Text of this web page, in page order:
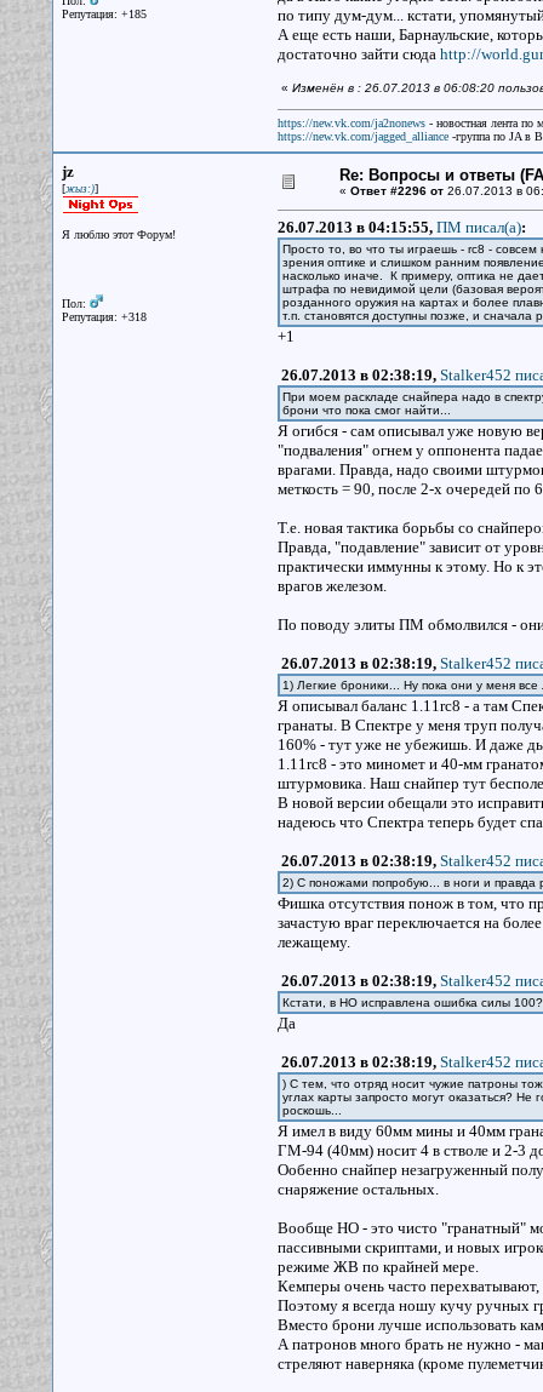
Репутация: +185
по типу дум-дум... кстати,
А еще есть наши, Барнаульские,
достаточно зайти сюда http://
« Изменён в : 26.07.2013 в 06:08:20
https://new.vk.com/ja2nonews- новостная лента по
https://new.vk.com/jagged_alliance-группа по JA в
jz
[жыз:)]
Я люблю этот Форум!
Пол:
Репутация: +318
Re: Вопросы и ответы
« Ответ #2296 от26.07.2013 в
26.07.2013 в 04:15:55, ПМ писал(a):
Просто то, во что ты играешь - rс8 -
зрения оптике и слишком ранним
насколько иначе. К примеру, оптика не
штрафа по невидимой цели (базовая
розданного оружия на картах и более
т.п. становятся доступны позже, и
+1
26.07.2013 в 02:38:19, Stalker452
При моем раскладе снайпера надо в
брони что пока смог найти...
Я огибся - сам описывал уже новую
"подваления" огнем у оппонента
врагами. Правда, надо своими
меткость = 90, после 2-х очередей по
Т.е. новая тактика борьбы со
Правда, "подавление" зависит от
практически иммунны к этому. Но к
врагов железом.
По поводу элиты ПМ обмолвился -
26.07.2013 в 02:38:19, Stalker452
1) Легкие броники... Ну пока они у меня
Я описывал баланс 1.11rc8 - а там
гранаты. В Спектре у меня труп
160% - тут уже не убежишь. И даже
1.11rc8 - это миномет и 40-мм
штурмовика. Наш снайпер тут
В новой версии обещали это
надеюсь что Спектра теперь будет
26.07.2013 в 02:38:19, Stalker452
2) С поножами попробую... в ноги и правда
Фишка отсутствия понож в том, что
зачастую враг переключается на
лежащему.
26.07.2013 в 02:38:19, Stalker452
Кстати, в НО исправлена ошибка силы
Да
26.07.2013 в 02:38:19, Stalker452
) С тем, что отряд носит чужие патроны
углах карты запросто могут оказаться?
роскошь...
Я имел в виду 60мм мины и 40мм
ГМ-94 (40мм) носит 4 в стволе и 2-3
Ообенно снайпер незагруженный
снаряжение остальных.
Вообще НО - это чисто "гранатный"
пассивными скриптами, и новых
режиме ЖВ по крайней мере.
Кемперы очень часто перехватывают,
Поэтому я всегда ношу кучу ручных
Вместо брони лучше использовать
А патронов много брать не нужно -
стреляют наверняка (кроме